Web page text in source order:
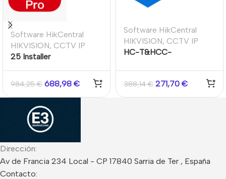
Software HikCentral
HIKVISION, CCTV IP
25 Installer
984,25€ 688,98 €
Software HikCentral
HIKVISION, CCTV IP
HC-T&HCC-
388,14€ 271,70 €
Dirección:
Av de Francia 234 Local - CP 17840 Sarria de Ter , España
Contacto: